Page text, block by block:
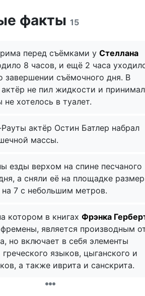
факты 15
перед съёмками у Стеллана
8 часов, и ещё 2 часа
завершении съёмочного дня. В
не пил жидкости и принимал
хотелось в туалет.
актёр Остин Батлер набрал
массы.
езды верхом на спине песчаного
а сняли её на площадке
7 с небольшим метров.
котором в книгах Фрэнка
является производным
но включает в себя элементы
языков, цыганского и
а также иврита и санскрита.